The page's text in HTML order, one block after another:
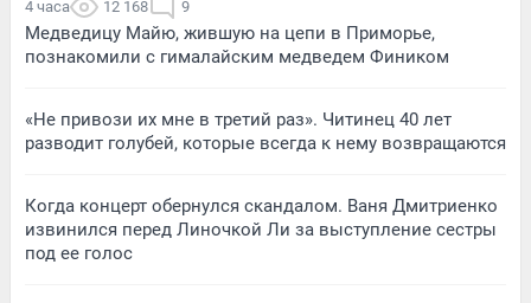
4 часа 12 168 9
Медведицу Майю, жившую на цепи в Приморье,
познакомили с гималайским медведем Фиником
«Не привози их мне в третий раз». Читинец 40 лет
разводит голубей, которые всегда к нему возвращаются
Когда концерт обернулся скандалом. Ваня Дмитриенко
извинился перед Линочкой Ли за выступление сестры
под ее голос